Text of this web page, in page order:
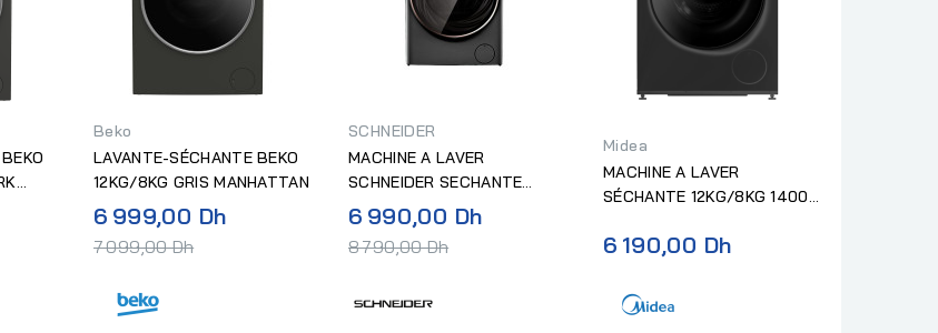
Beko
LAVANTE-SÉCHANTE BEKO
12KG/8KG GRIS MANHATTAN
6 999,00 DhPrix
7 099,00 Dh
SCHNEIDER
MACHINE A LAVER
SCHNEIDER SECHANTE
12KG/6KG 1400T
6 990,00 DhPrix
8 790,00 Dh
Midea
MACHINE A LAVER
SÉCHANTE 12KG/8KG 1400T
6 190,00 Dh